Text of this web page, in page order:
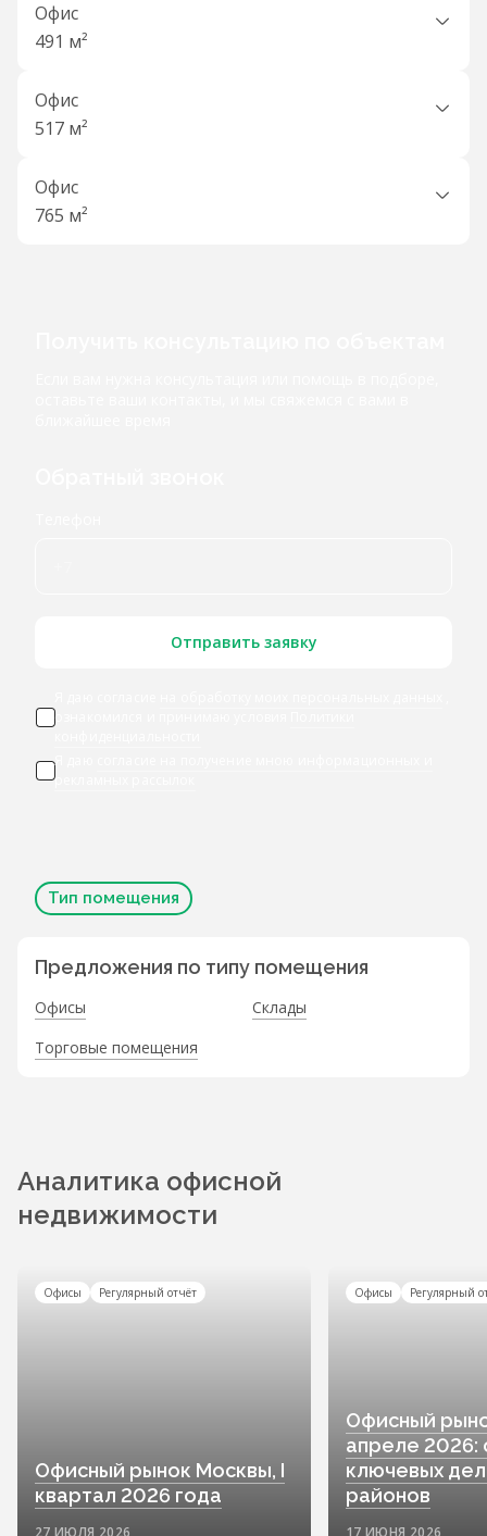
Офис
491 м²
Офис
517 м²
Офис
765 м²
Отправить заявку
ознакомился и принимаю условия
Я даю
рекламных рассылок
Тип помещения
Предложения по типу помещения
Офисы
Склады
Торговые помещения
Аналитика офисной
недвижимости
Офисы Регулярный отчёт
Офисный рынок Москвы, I
квартал 2026 года
27 ИЮЛЯ 2026
Офисы Регулярный
Офисный
апреле 2026:
ключевых
районов
17 ИЮНЯ 2026